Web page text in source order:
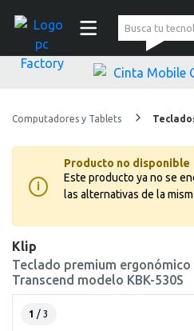
pc Factory
Computadores y Tablets
i
Producto no disponible
Este producto ya no se
las alternativas de la
Klip
Teclado premium
Transcend modelo KBK-530S
1 / 3